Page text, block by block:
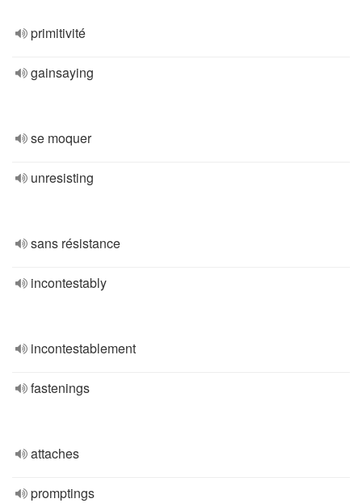
primitivité
gainsaying
se moquer
unresisting
sans résistance
incontestably
incontestablement
fastenings
attaches
promptings